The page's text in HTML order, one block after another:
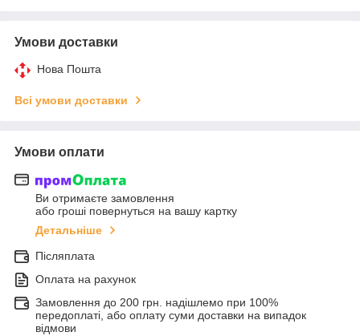
Умови доставки
Нова Пошта
Всі умови доставки
Умови оплати
Ви отримаєте замовлення
або гроші повернуться на вашу картку
Детальніше
Післяплата
Оплата на рахунок
Замовлення до 200 грн. надішлемо при 100%
передоплаті, або оплату суми доставки на випадок
відмови